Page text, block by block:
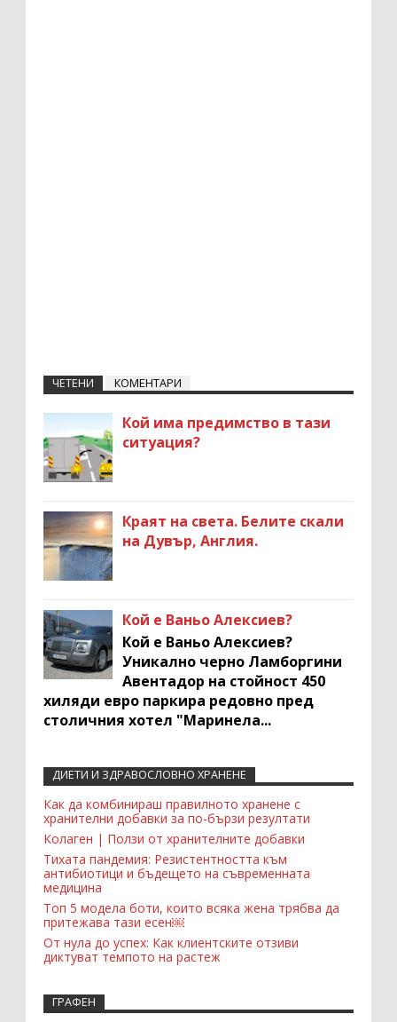
ЧЕТЕНИ КОМЕНТАРИ
Кой има предимство в тази
ситуация?
Краят на света. Белите скали
на Дувър, Англия.
Кой е Ваньо Алексиев?
Кой е Ваньо Алексиев?
Уникално черно Ламборгини
Авентадор на стойност 450
хиляди евро паркира редовно пред
столичния хотел "Маринела...
Recent Comments Widget
ДИЕТИ И ЗДРАВОСЛОВНО ХРАНЕНЕ
Как да комбинираш правилното хранене с
хранителни добавки за по-бързи резултати
Колаген | Ползи от хранителните добавки
Тихата пандемия: Резистентността към
антибиотици и бъдещето на съвременната
медицина
Топ 5 модела боти, които всяка жена трябва да
притежава тази есен￼
От нула до успех: Как клиентските отзиви
диктуват темпото на растеж
ГРАФЕН